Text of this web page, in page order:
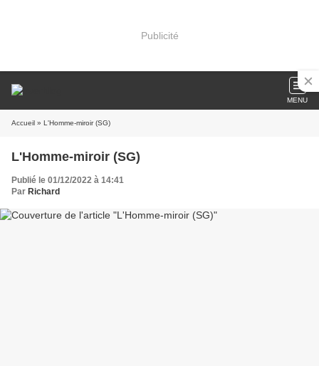
Publicité
MENU
Accueil » L'Homme-miroir (SG)
L'Homme-miroir (SG)
Publié le 01/12/2022 à 14:41
Par Richard